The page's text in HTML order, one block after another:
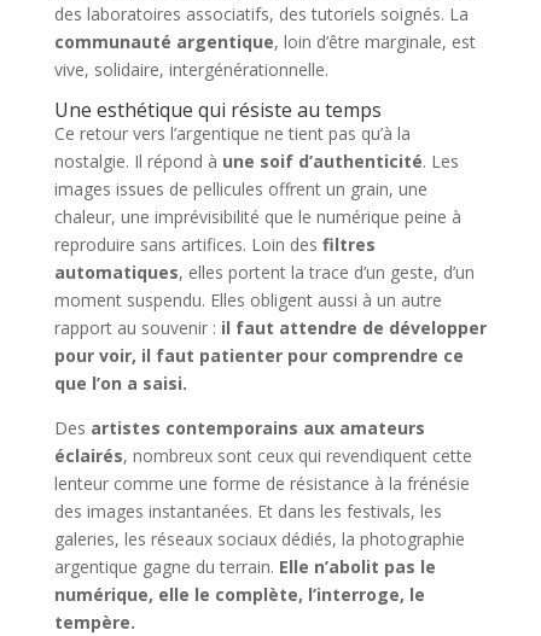
des laboratoires associatifs, des tutoriels soignés. La
communauté argentique, loin d’être marginale, est
vive, solidaire, intergénérationnelle.
Une esthétique qui résiste au temps
Ce retour vers l’argentique ne tient pas qu’à la
nostalgie. Il répond à une soif d’authenticité. Les
images issues de pellicules offrent un grain, une
chaleur, une imprévisibilité que le numérique peine à
reproduire sans artifices. Loin des filtres
automatiques, elles portent la trace d’un geste, d’un
moment suspendu. Elles obligent aussi à un autre
rapport au souvenir : il faut attendre de développer
pour voir, il faut patienter pour comprendre ce
que l’on a saisi.
Des artistes contemporains aux amateurs
éclairés, nombreux sont ceux qui revendiquent cette
lenteur comme une forme de résistance à la frénésie
des images instantanées. Et dans les festivals, les
galeries, les réseaux sociaux dédiés, la photographie
argentique gagne du terrain. Elle n’abolit pas le
numérique, elle le complète, l’interroge, le
tempère.